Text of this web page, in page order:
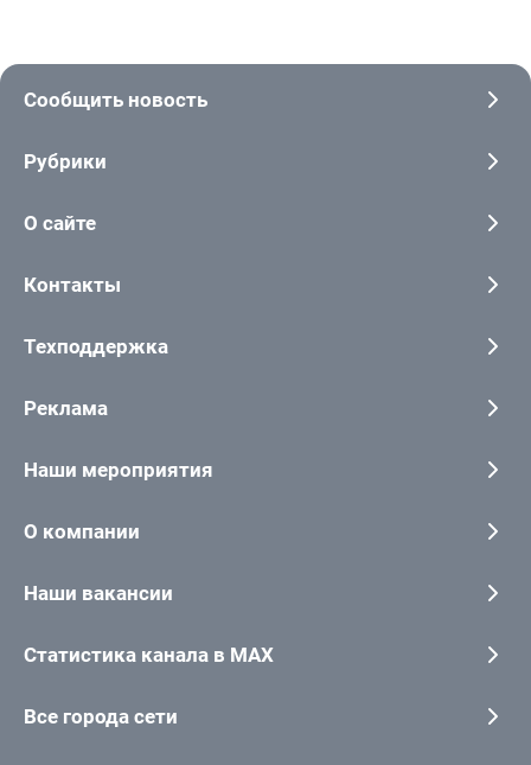
Сообщить новость
Рубрики
О сайте
Контакты
Техподдержка
Реклама
Наши мероприятия
О компании
Наши вакансии
Статистика канала в MAX
Все города сети